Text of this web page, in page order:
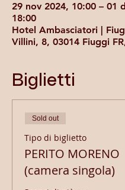
29 nov 2024, 10:00 – 01
18:00
Hotel Ambasciatori |
Villini, 8, 03014 Fiuggi
Biglietti
Sold out
Tipo di biglietto
PERITO MORENO
(camera singola)